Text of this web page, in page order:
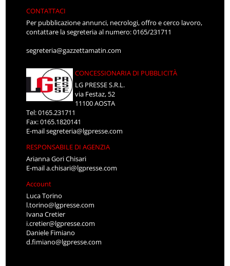
CONTATTACI
Per pubblicazione annunci, necrologi, offro e cerco lavoro,
contattare la segreteria al numero: 0165/231711
segreteria@gazzettamatin.com
CONCESSIONARIA DI PUBBLICITÀ
LG PRESSE S.R.L.
via Festaz, 52
11100 AOSTA
Tel: 0165.231711
Fax: 0165.1820141
E-mailsegreteria@lgpresse.com
RESPONSABILE DI AGENZIA
Arianna Gori Chisari
E-maila.chisari@lgpresse.com
Account
Luca Torino
l.torino@lgpresse.com
Ivana Cretier
i.cretier@lgpresse.com
Daniele Fimiano
d.fimiano@lgpresse.com